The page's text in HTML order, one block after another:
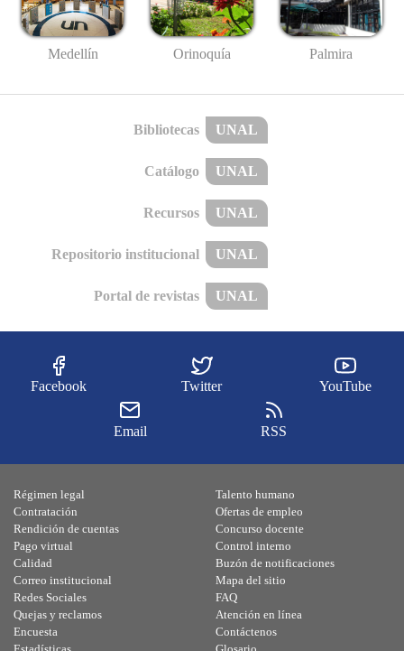
Medellín Orinoquía Palmira
Bibliotecas UNAL
Catálogo UNAL
Recursos UNAL
Repositorio institucional UNAL
Portal de revistas UNAL
Facebook Twitter YouTube
Email RSS
Régimen legal
Contratación
Rendición de cuentas
Pago virtual
Calidad
Talento humano
Ofertas de empleo
Concurso docente
Control interno
Buzón de notificaciones
Correo institucional
Redes Sociales
Quejas y reclamos
Encuesta
Mapa del sitio
FAQ
Atención en línea
Contáctenos